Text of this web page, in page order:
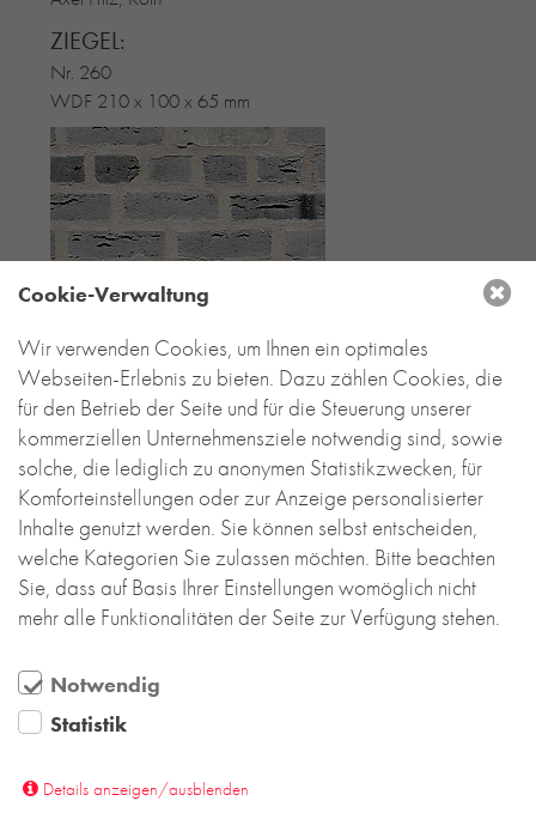
ZIEGEL:
Nr. 260
WDF 210 x 100 x 65 mm
Cookie-Verwaltung
Wir verwenden Cookies, um Ihnen ein optimales
Webseiten-Erlebnis zu bieten. Dazu zählen Cookies, die
für den Betrieb der Seite und für die Steuerung unserer
kommerziellen Unternehmensziele notwendig sind, sowie
solche, die lediglich zu anonymen Statistikzwecken, für
Komforteinstellungen oder zur Anzeige personalisierter
Inhalte genutzt werden. Sie können selbst entscheiden,
welche Kategorien Sie zulassen möchten. Bitte beachten
Sie, dass auf Basis Ihrer Einstellungen womöglich nicht
mehr alle Funktionalitäten der Seite zur Verfügung stehen.
Notwendig
Statistik
Details anzeigen/ausblenden